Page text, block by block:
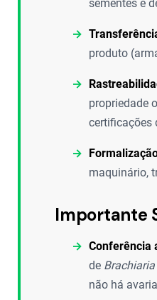
sementes e
produto
propriedade
certificações
maquinário,
Importante
Conferência
de Brachiaria
não há